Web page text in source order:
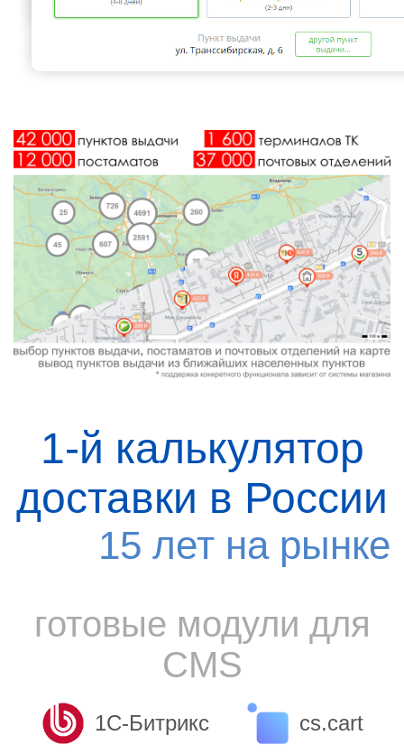
1-й калькулятор
доставки в России
15 лет на рынке
готовые модули для
CMS
1С-Битрикс cs.cart